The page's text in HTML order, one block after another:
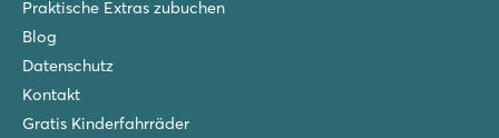
Praktische Extras zubuchen
Blog
Datenschutz
Kontakt
Gratis Kinderfahrräder